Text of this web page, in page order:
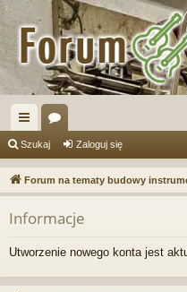
ię
ce
j
…
or
a
Szukaj Zaloguj się
Forum na tematy budowy
Informacje
Utworzenie nowego konta jest